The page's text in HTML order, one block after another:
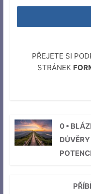
PŘEJETE SI
STRÁNEK
0 •